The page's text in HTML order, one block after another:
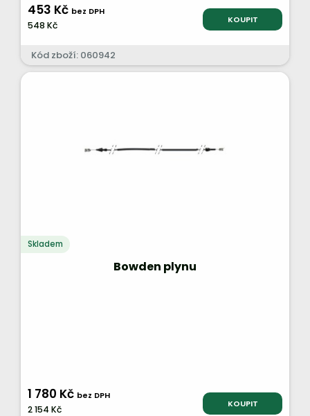
453 Kč bez DPH
548 Kč KOUPIT
Kód zboží: 060942
Skladem
Bowden plynu
1 780 Kč bez DPH
2 154 Kč KOUPIT